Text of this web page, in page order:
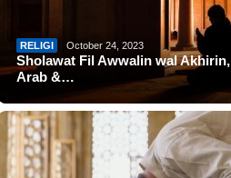
RELIGI October 24, 2023
Sholawat Fil Awwalin wal Akhirin,
Arab &…